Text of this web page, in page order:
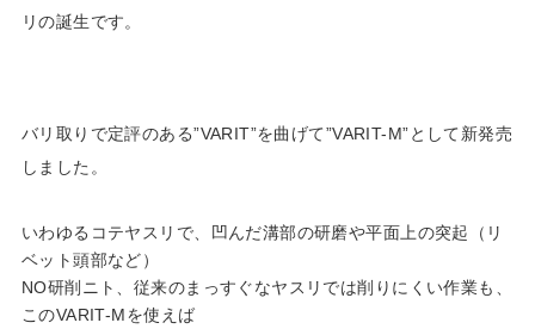
リの誕生です。
バリ取りで定評のある”VARIT”を曲げて”VARIT-M”として新発売
しました。
いわゆるコテヤスリで、凹んだ溝部の研磨や平面上の突起（リ
ベット頭部など）
NO研削ニト、従来のまっすぐなヤスリでは削りにくい作業も、
このVARIT-Mを使えば